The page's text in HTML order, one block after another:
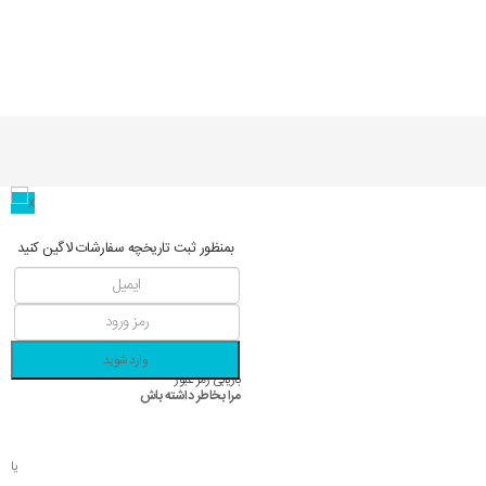
بمنظور ثبت تاریخچه سفارشات لاگین کنید
وارد شوید
مرا بخاطر داشته باش
بازیابی رمز عبور
یا